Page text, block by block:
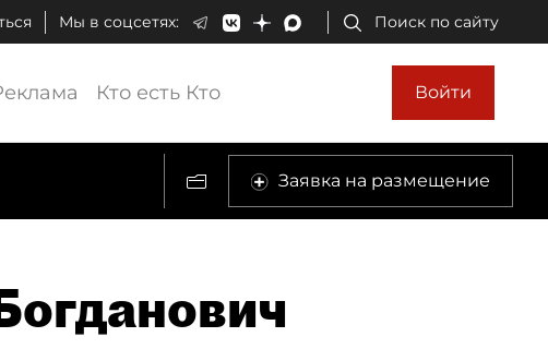
Мы в соцсетях: Поиск по сайту
Кто есть Кто Войти
Заявка на размещение